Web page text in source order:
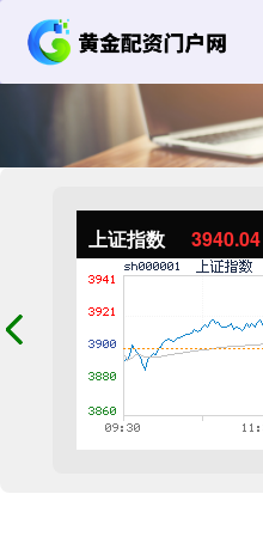
上证指数 3940.04